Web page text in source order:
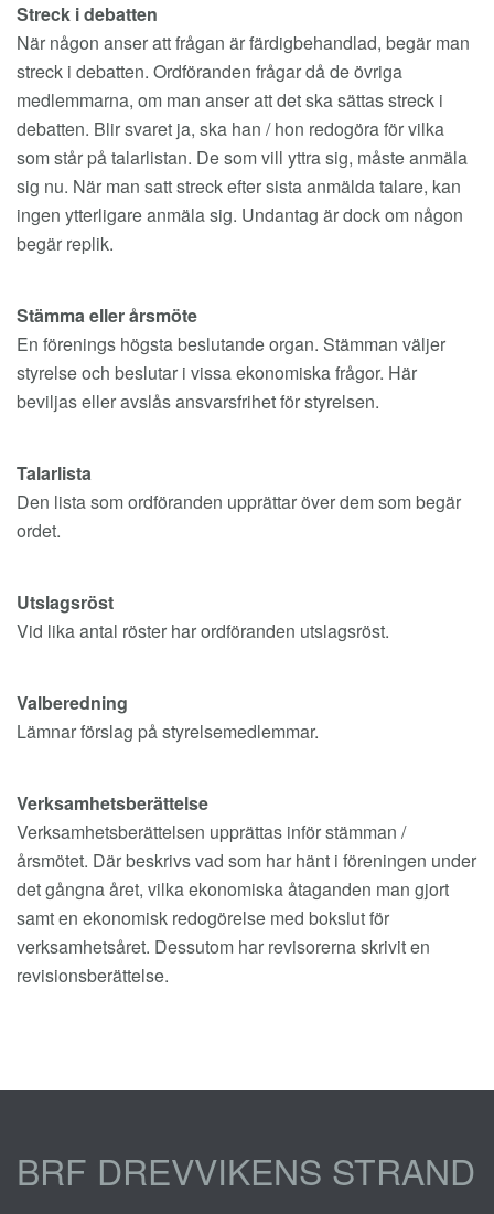
Streck i debatten
När någon anser att frågan är färdigbehandlad, begär man
streck i debatten. Ordföranden frågar då de övriga
medlemmarna, om man anser att det ska sättas streck i
debatten. Blir svaret ja, ska han / hon redogöra för vilka
som står på talarlistan. De som vill yttra sig, måste anmäla
sig nu. När man satt streck efter sista anmälda talare, kan
ingen ytterligare anmäla sig. Undantag är dock om någon
begär replik.
Stämma eller årsmöte
En förenings högsta beslutande organ. Stämman väljer
styrelse och beslutar i vissa ekonomiska frågor. Här
beviljas eller avslås ansvarsfrihet för styrelsen.
Talarlista
Den lista som ordföranden upprättar över dem som begär
ordet.
Utslagsröst
Vid lika antal röster har ordföranden utslagsröst.
Valberedning
Lämnar förslag på styrelsemedlemmar.
Verksamhetsberättelse
Verksamhetsberättelsen upprättas inför stämman /
årsmötet. Där beskrivs vad som har hänt i föreningen under
det gångna året, vilka ekonomiska åtaganden man gjort
samt en ekonomisk redogörelse med bokslut för
verksamhetsåret. Dessutom har revisorerna skrivit en
revisionsberättelse.
BRF DREVVIKENS STRAND